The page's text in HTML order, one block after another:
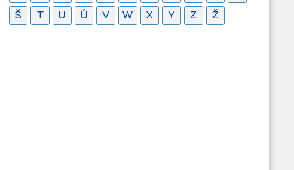
Š
T U Ú V W X Y Z Ž